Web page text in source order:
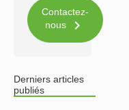
Contactez-
nous

Derniers articles
publiés